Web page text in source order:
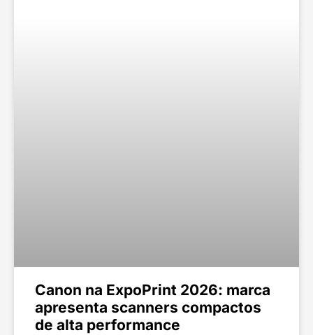
Canon na ExpoPrint 2026: marca
apresenta scanners compactos
de alta performance